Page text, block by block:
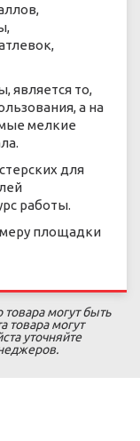
является то,
а на
мелкие
для
работы.
площадки
могут быть
товара могут
уточняйте